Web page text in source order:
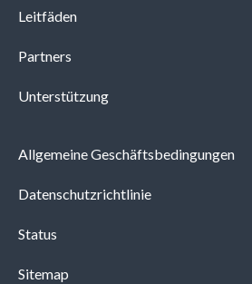
Leitfäden
Partners
Unterstützung
Allgemeine Geschäftsbedingungen
Datenschutzrichtlinie
Status
Sitemap